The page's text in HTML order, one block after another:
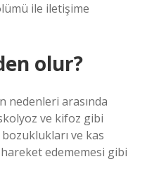
ile iletişime
olur?
nedenleri arasında
ve kifoz gibi
ve kas
edememesi gibi